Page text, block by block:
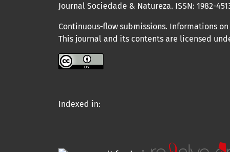
Journal Sociedade & Natureza. ISSN: 1982-
Continuous-flow submissions. Informations
This journal and its contents are licensed
Indexed in: